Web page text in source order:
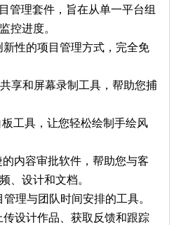
管理套件，旨在从单一平台组
控进度。
性的项目管理方式，完全免
享和屏幕录制工具，帮助您捕
工具，让您轻松绘制手绘风
内容审批软件，帮助您与客
、设计和文档。
理与团队时间安排的工具。
设计作品、获取反馈和跟踪